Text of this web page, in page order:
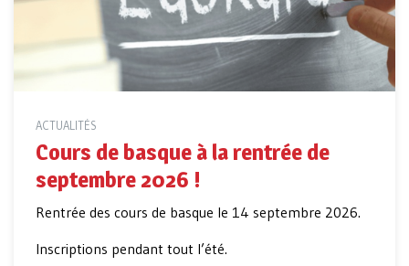
ACTUALITÉS
Cours de basque à la rentrée de
septembre 2026 !
Rentrée des cours de basque le 14 septembre 2026.
Inscriptions pendant tout l’été.